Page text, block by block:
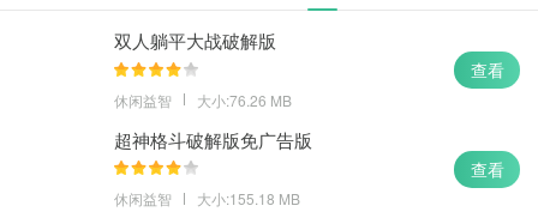
双人躺平大战破解版
休闲益智 大小:76.26 MB
查看
超神格斗破解版免广告版
休闲益智 大小:155.18 MB
查看